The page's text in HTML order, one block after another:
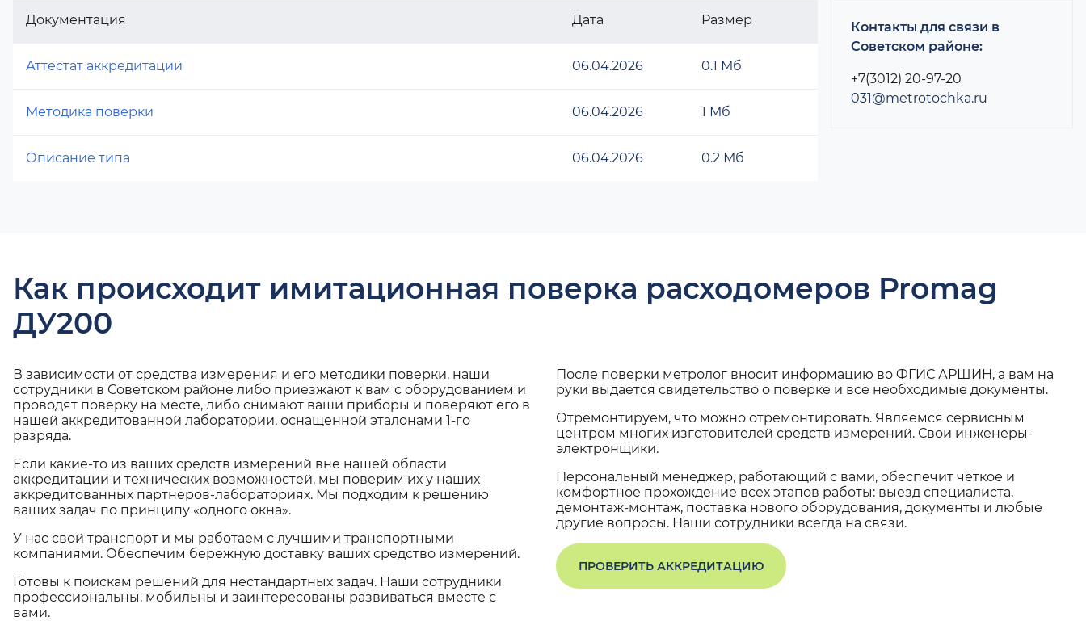
Документация Дата Размер
Аттестат аккредитации 06.04.2026 0.1 Мб
Методика поверки 06.04.2026 1 Мб
Описание типа 06.04.2026 0.2 Мб
Контакты для связи в
Советском районе:
+7(3012) 20-97-20
031@metrotochka.ru
Как происходит имитационная поверка расходомеров Promag
ДУ200
В зависимости от средства измерения и его методики поверки, наши
сотрудники в Советском районе либо приезжают к вам с оборудованием и
проводят поверку на месте, либо снимают ваши приборы и поверяют его в
нашей аккредитованной лаборатории, оснащенной эталонами 1-го
разряда.
Если какие-то из ваших средств измерений вне нашей области
аккредитации и технических возможностей, мы поверим их у наших
аккредитованных партнеров-лабораториях. Мы подходим к решению
ваших задач по принципу «одного окна».
У нас свой транспорт и мы работаем с лучшими транспортными
компаниями. Обеспечим бережную доставку ваших средство измерений.
Готовы к поискам решений для нестандартных задач. Наши сотрудники
профессиональны, мобильны и заинтересованы развиваться вместе с
вами.
После поверки метролог вносит информацию во ФГИС АРШИН, а вам на
руки выдается свидетельство о поверке и все необходимые документы.
Отремонтируем, что можно отремонтировать. Являемся сервисным
центром многих изготовителей средств измерений. Свои инженеры-
электронщики.
Персональный менеджер, работающий с вами, обеспечит чёткое и
комфортное прохождение всех этапов работы: выезд специалиста,
демонтаж-монтаж, поставка нового оборудования, документы и любые
другие вопросы. Наши сотрудники всегда на связи.
ПРОВЕРИТЬ АККРЕДИТАЦИЮ